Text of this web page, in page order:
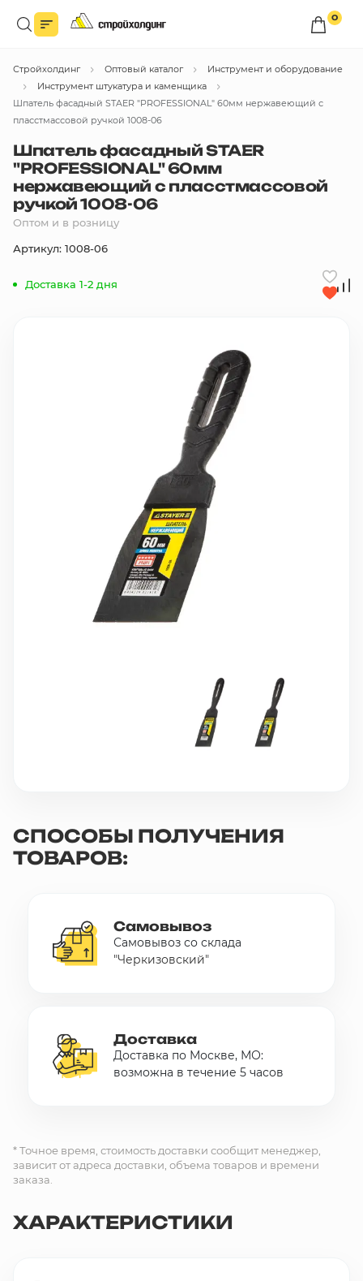
0
Войдите в личный кабинет
Вы сможете оформлять заказыпо оптовым ценам.
Войти
Каталог товаров
Все
Избранное
10 000 ₽
Минимальный заказ
Оплата
Все бренды
Стройхолдинг Оптовый каталог
Инструмент и оборудование
Инструмент штукатура и каменщика
Шпатель фасадный STAER "PROFESSIONAL" 60мм нержавеющий с
пласстмассовой ручкой 1008-06
Шпатель фасадный STAER
"PROFESSIONAL" 60мм
нержавеющий с пласстмассовой
ручкой 1008-06
Оптом и в розницу
Артикул: 1008-06
Доставка 1-2 дня
СПОСОБЫ ПОЛУЧЕНИЯ
ТОВАРОВ:
Самовывоз
Самовывоз со склада
"Черкизовский"
Доставка
Доставка по Москве, МО:
возможна в течение 5 часов
* Точное время, стоимость доставки сообщит менеджер,
зависит от адреса доставки, объема товаров и времени
заказа.
ХАРАКТЕРИСТИКИ